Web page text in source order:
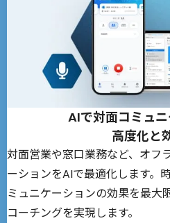
AIで対面コミュ
高度化と
対面営業や窓口業務など、オフ
ーションをAIで最適化します。
ミュニケーションの効果を最大
コーチングを実現します。